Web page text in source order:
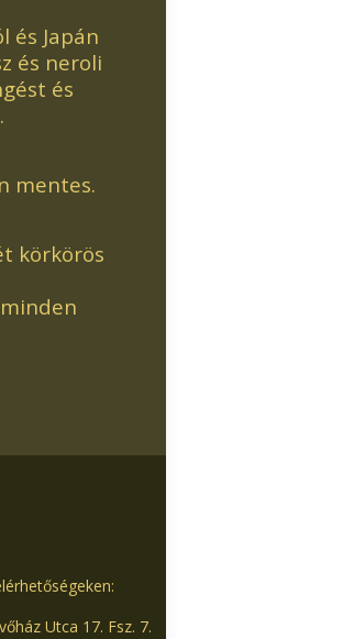
és Japán
és neroli
és
mentes.
körkörös
Utca 17. Fsz. 7.